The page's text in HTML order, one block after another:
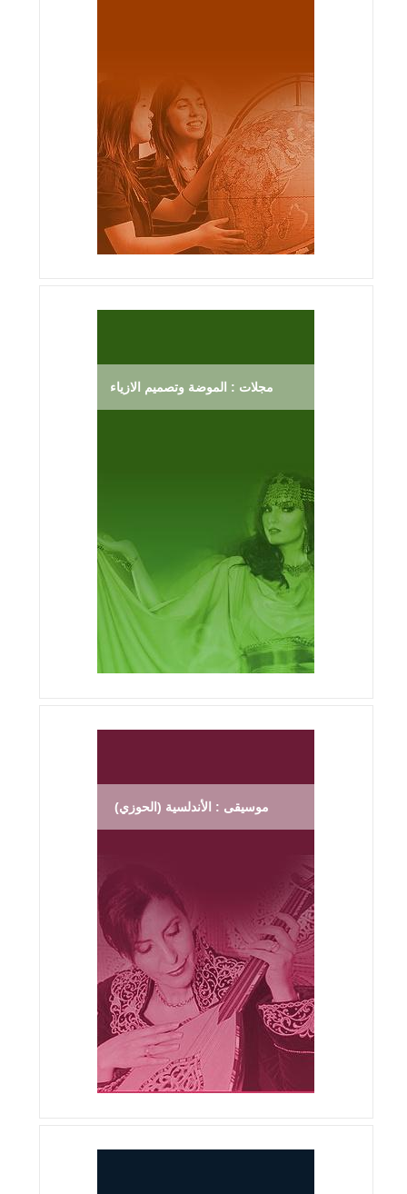
مجلات : الموضة وتصميم الازياء
موسيقى : الأندلسية (الحوزي)